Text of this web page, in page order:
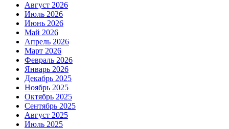
Август 2026
Июль 2026
Июнь 2026
Май 2026
Апрель 2026
Март 2026
Февраль 2026
Январь 2026
Декабрь 2025
Ноябрь 2025
Октябрь 2025
Сентябрь 2025
Август 2025
Июль 2025